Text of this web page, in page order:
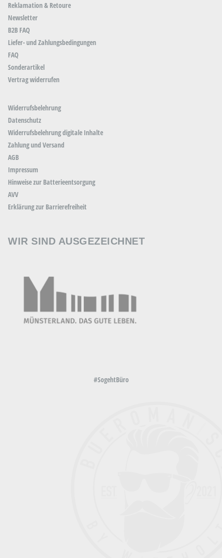
Reklamation & Retoure
Newsletter
B2B FAQ
Liefer- und Zahlungsbedingungen
FAQ
Sonderartikel
Vertrag widerrufen
Widerrufsbelehrung
Datenschutz
Widerrufsbelehrung digitale Inhalte
Zahlung und Versand
AGB
Impressum
Hinweise zur Batterieentsorgung
AVV
Erklärung zur Barrierefreiheit
WIR SIND AUSGEZEICHNET
#SogehtBüro